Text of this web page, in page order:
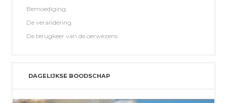
Bemoediging
De verandering.
De terugkeer van de oerwezens
DAGELIJKSE BOODSCHAP